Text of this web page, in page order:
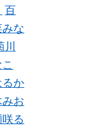
百
な
川
るか
お
る